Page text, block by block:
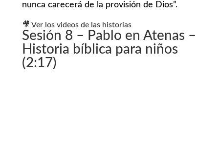
nunca carecerá de la provisión de Dios”.
🎥 Ver los videos de las historias
Sesión 8 – Pablo en Atenas –
Historia bíblica para niños
(2:17)